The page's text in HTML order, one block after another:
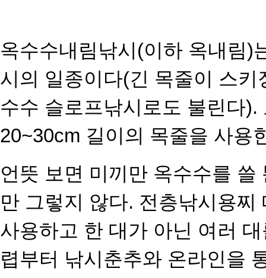
옥수수내림낚시(이하 옥내림
시의 일종이다(긴 목줄이 스
수수 슬로프낚시로도 불린다).
20~30cm 길이의 목줄을 사용
언뜻 보면 미끼만 옥수수를
만 그렇지 않다. 전층낚시용
사용하고 한 대가 아닌 여러
렵부터 낚시춘추와 온라인을